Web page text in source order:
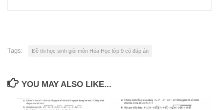
Tags: Đề thi học sinh giỏi môn Hóa Học lớp 9 có đáp án
YOU MAY ALSO LIKE...